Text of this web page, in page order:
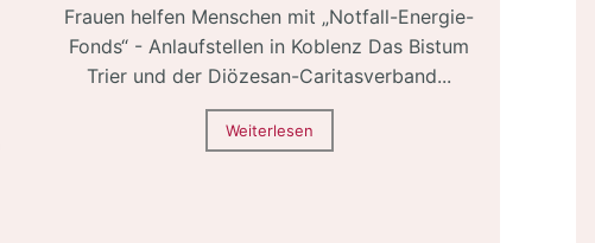
Frauen helfen Menschen mit „Notfall-Energie-
Fonds“ - Anlaufstellen in Koblenz Das Bistum
Trier und der Diözesan-Caritasverband...
Weiterlesen